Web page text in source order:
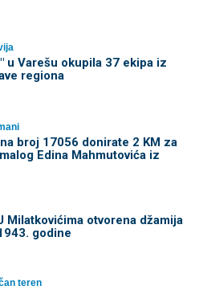
u Varešu okupila 37 ekipa iz
regiona
broj 17056 donirate 2 KM za
Edina Mahmutovića iz
Milatkovićima otvorena džamija
godine
teren